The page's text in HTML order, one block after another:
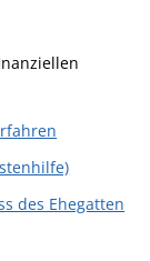
des Ehegatten